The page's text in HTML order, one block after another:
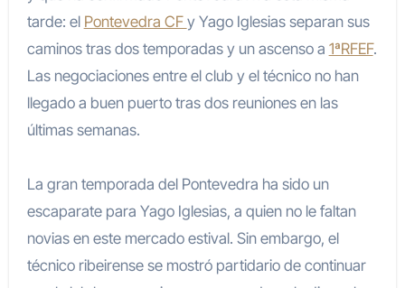
tarde: el Pontevedra CF y Yago Iglesias separan sus
caminos tras dos temporadas y un ascenso a 1ªRFEF.
Las negociaciones entre el club y el técnico no han
llegado a buen puerto tras dos reuniones en las
últimas semanas.
La gran temporada del Pontevedra ha sido un
escaparate para Yago Iglesias, a quien no le faltan
novias en este mercado estival. Sin embargo, el
técnico ribeirense se mostró partidario de continuar